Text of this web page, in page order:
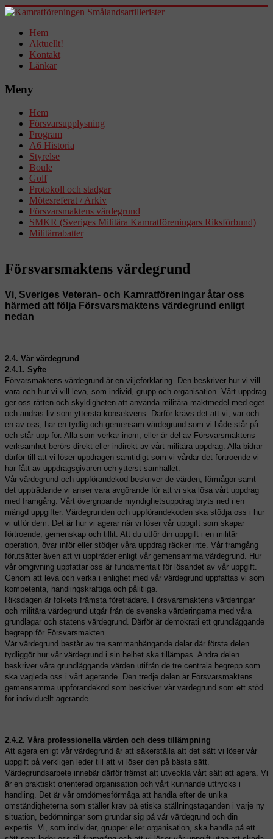
Hem
Aktuellt!
Kontakt
Länkar
Meny
Hem
Försvarsupplysning
Program
A6 Historia
Styrelse
Boule
Golf
Protokoll och stadgar
Mötesreferat / Arkiv
Försvarsmaktens värdegrund
SMKR (Sveriges Militära Kamratföreningars Riksförbund)
Militärrabatter
Försvarsmaktens värdegrund
Vi, Sveriges Veteran- och Kamratföreningar åtar oss
härmed att följa Försvarsmaktens värdegrund enligt
nedan
2.4. Vår värdegrund
2.4.1. Syfte
Förvarsmaktens värdegrund är en viljeförklaring. Den beskriver hur vi vill
vara och hur vi vill leva, som individ, grupp och organisation. Vårt uppdrag
ger oss rätten och skyldigheten att använda militära maktmedel med eget
och andras liv som yttersta konsekvens. Därför krävs det att vi, var och
en av oss, har en tydlig och gemensam värdegrund som vi både står på
och står upp för. Alla som verkar inom, eller är del av Försvarsmaktens
verksamhet berörs direkt eller indirekt av vårt militära uppdrag. Alla bidrar
därför till att vi löser uppdragen samtidigt som vi vårdar det förtroende vi
har fått av uppdragsgivaren och ytterst samhället.
Vår värdegrund och uppförandekod beskriver de värden, förmågor samt
det uppträdande vi anser vara avgörande för att vi ska lösa vårt uppdrag
med framgång. Vårt övergripande myndighetsuppdrag bryts ned i en
mängd uppgifter. Värdegrunden och uppförandekoden ska stödja oss i hur
vi utför dem. Det är hur vi agerar när vi löser vår uppgift som skapar
förtroende, gemenskap och tillit. Att du utför din uppgift i en militär
operation, övar inför eller stödjer våra uppdrag räcker inte. Vår framgång
förutsätter även att vi uppträder enligt vår gemensamma värdegrund. Hur
vår omgivning uppfattar oss är fundamentalt för lösandet av vår uppgift.
Genom att leva och verka i enlighet med vår värdegrund uppfattas vi som
kompetenta, handlingskraftiga och pålitliga.
Riksdagen är folkets främsta företrädare. Försvarsmaktens värderingar
och militära värdegrund utgår från de svenska värderingarna med våra
grundlagar och statens värdegrund. Därför är demokrati ett grundläggande
begrepp för Försvarsmakten.
Vår värdegrund består av tre sammanhängande delar där första delen
tydliggör hur vår värdegrund i sin helhet ska tillämpas. Andra delen
beskriver våra grundläggande värden utifrån de tre centrala begrepp som
ska vägleda oss i vårt agerande. Den tredje delen är Försvarsmaktens
gemensamma uppförandekod som beskriver vår värdegrund som ett stöd
för individuellt agerande.
2.4.2. Våra professionella värden och dess tillämpning
Att agera enligt vår värdegrund är att säkerställa att det sätt vi löser vår
uppgift på verkligen leder till att vi löser den på bästa sätt.
Värdegrundsarbete innebär därför främst att utveckla vårt sätt att agera. Vi
är en praktiskt orienterad organisation och vårt kunnande uttrycks i
handling. Det är vår omdömesförmåga att handla efter de unika
omständigheterna som ställer krav på etiska ställningstaganden i varje ny
situation, bedömningar som grundar sig på vår värdegrund och din
expertis. Vi, som individer, grupper eller organisation, ska handla på ett